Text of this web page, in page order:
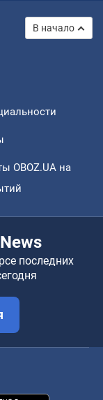
В начало
OBOZ.UA на
последних